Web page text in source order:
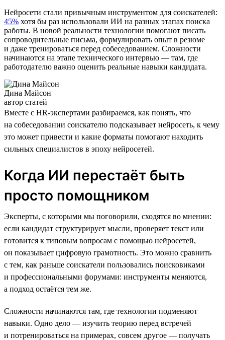
Нейросети стали привычным инструментом для соискателей:
45% хотя бы раз использовали ИИ на разных этапах поиска
работы. В новой реальности технологии помогают писать
сопроводительные письма, формулировать опыт в резюме
и даже тренироваться перед собеседованием. Сложности
начинаются на этапе технического интервью — там, где
работодателю важно оценить реальные навыки кандидата.
Дина Майсон
автор статей
Вместе с HR-экспертами разбираемся, как понять, что
на собеседовании соискателю подсказывает нейросеть, к чему
это может привести и какие форматы помогают находить
сильных специалистов в эпоху нейросетей.
Когда ИИ перестаёт быть
просто помощником
Эксперты, с которыми мы поговорили, сходятся во мнении:
если кандидат структурирует мысли, проверяет текст или
готовится к типовым вопросам с помощью нейросетей,
он показывает цифровую грамотность. Это можно сравнить
с тем, как раньше соискатели пользовались поисковиками
и профессиональными форумами: инструменты меняются,
а подход остаётся тем же.
Сложности начинаются там, где технологии подменяют
навыки. Одно дело — изучить теорию перед встречей
и потренироваться на примерах, совсем другое — получать